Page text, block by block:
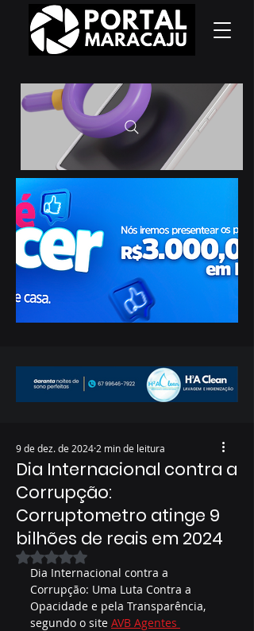
Dia Internacional contra a
Corrupção:
Corruptometro atinge 9
bilhões de reais em 2024
9 de dez. de 2024 2 min de leitura
Avaliado com NaN de 5 estrelas.
Dia Internacional contra a
Corrupção: Uma Luta Contra a
Opacidade e pela Transparência,
segundo o site AVB Agentes